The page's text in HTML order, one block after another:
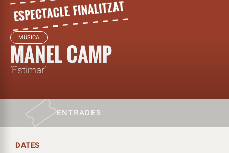
MÚSICA
MANEL CAMP
‘Estimar’
ENTRADES
DATES